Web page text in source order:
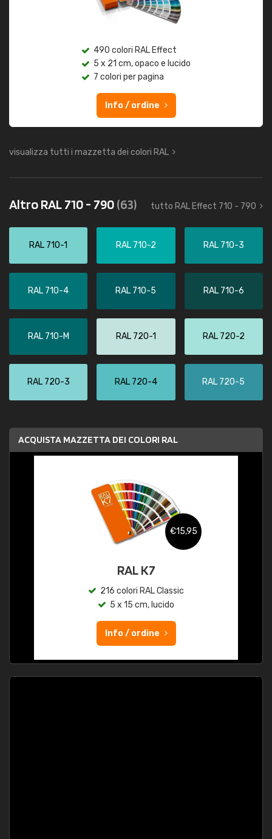
490 colori RAL Effect
5 x 21 cm, opaco e lucido
7 colori per pagina
Info / ordine
visualizza tutti i mazzetta dei colori RAL
Altro RAL 710 - 790(63) tutto RAL Effect 710 - 790
RAL 710-1 RAL 710-2 RAL 710-3
RAL 710-4 RAL 710-5 RAL 710-6
RAL 710-M RAL 720-1 RAL 720-2
RAL 720-3 RAL 720-4 RAL 720-5
ACQUISTA MAZZETTA DEI COLORI RAL
€15,95
RAL K7
216 colori RAL Classic
5 x 15 cm, lucido
Info / ordine